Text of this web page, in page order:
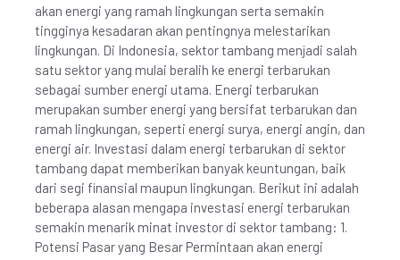
akan energi yang ramah lingkungan serta semakin
tingginya kesadaran akan pentingnya melestarikan
lingkungan. Di Indonesia, sektor tambang menjadi salah
satu sektor yang mulai beralih ke energi terbarukan
sebagai sumber energi utama. Energi terbarukan
merupakan sumber energi yang bersifat terbarukan dan
ramah lingkungan, seperti energi surya, energi angin, dan
energi air. Investasi dalam energi terbarukan di sektor
tambang dapat memberikan banyak keuntungan, baik
dari segi finansial maupun lingkungan. Berikut ini adalah
beberapa alasan mengapa investasi energi terbarukan
semakin menarik minat investor di sektor tambang: 1.
Potensi Pasar yang Besar Permintaan akan energi